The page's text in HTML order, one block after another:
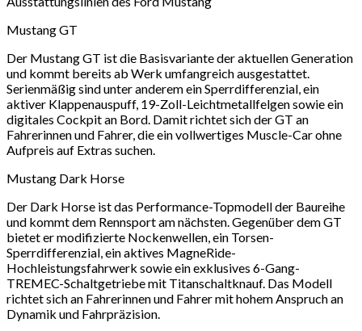
Mustang GT
Der Mustang GT ist die Basisvariante der aktuellen Generation
und kommt bereits ab Werk umfangreich ausgestattet.
Serienmäßig sind unter anderem ein Sperrdifferenzial, ein
aktiver Klappenauspuff, 19-Zoll-Leichtmetallfelgen sowie ein
digitales Cockpit an Bord. Damit richtet sich der GT an
Fahrerinnen und Fahrer, die ein vollwertiges Muscle-Car ohne
Aufpreis auf Extras suchen.
Mustang Dark Horse
Der Dark Horse ist das Performance-Topmodell der Baureihe
und kommt dem Rennsport am nächsten. Gegenüber dem GT
bietet er modifizierte Nockenwellen, ein Torsen-
Sperrdifferenzial, ein aktives MagneRide-
Hochleistungsfahrwerk sowie ein exklusives 6-Gang-
TREMEC-Schaltgetriebe mit Titanschaltknauf. Das Modell
richtet sich an Fahrerinnen und Fahrer mit hohem Anspruch an
Dynamik und Fahrpräzision.